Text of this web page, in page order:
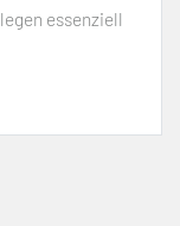
essenziell